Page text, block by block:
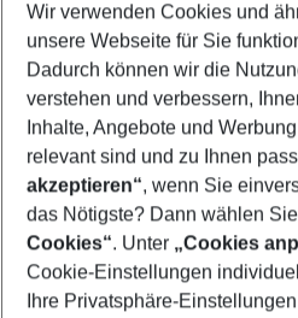
Select your date range
08/08/26–06/08/27 5-8
Who will travel
2 adults No children
Show more
Wir verwenden Cookies und
unsere Webseite für Sie
Dadurch können wir die
verstehen und verbessern,
Inhalte, Angebote und
relevant sind und zu Ihnen
akzeptieren“, wenn Sie
das Nötigste? Dann wählen Sie
Cookies“. Unter „Cookies
Cookie-Einstellungen
Ihre Privatsphäre-